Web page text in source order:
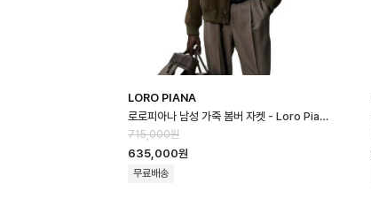
LORO PIANA
로로피아나 남성 가죽 봄버 자켓 - Loro Piana Mens Leather Jacket…
715,000원
635,000원
무료배송